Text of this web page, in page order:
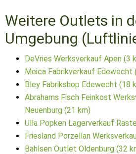
Weitere Outlets in
Umgebung
DeVries Werksverkauf Apen (3
Meica Fabrikverkauf Edewecht
Bley Fabrikshop Edewecht (18
Abrahams Fisch Feinkost
Neuenburg (21 km)
Ulla Popken Lagerverkauf
Friesland Porzellan
Bahlsen Outlet Oldenburg (32